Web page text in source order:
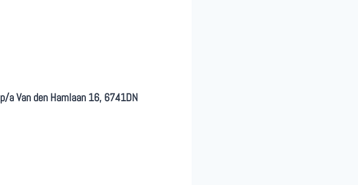
p/aVan den Hamlaan 16, 6741DN